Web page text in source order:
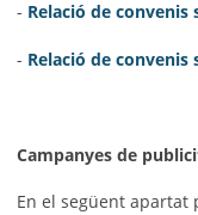
- Relació de convenis
- Relació de convenis
Campanyes de
En el següent apartat